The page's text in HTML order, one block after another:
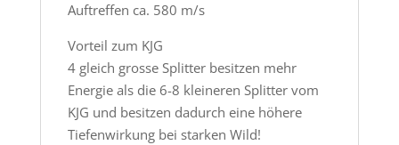
Auftreffen ca. 580 m/s
Vorteil zum KJG
4 gleich grosse Splitter besitzen mehr
Energie als die 6-8 kleineren Splitter vom
KJG und besitzen dadurch eine höhere
Tiefenwirkung bei starken Wild!